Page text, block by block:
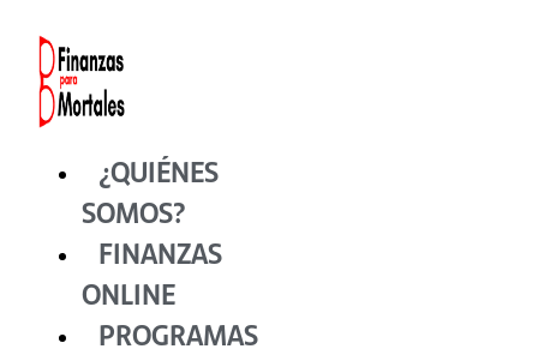
contenido
¿QUIÉNES
SOMOS?
FINANZAS
ONLINE
PROGRAMAS